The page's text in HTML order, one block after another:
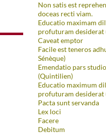
Non satis est
doceas recti viam.
Educatio maximam
profuturam desiderat
Caveat emptor
Facile est teneros
Sénèque)
Emendatio pars
(Quintilien)
Educatio maximum
profuturam desiderat
Pacta sunt servanda
Lex loci
Facere
Debitum